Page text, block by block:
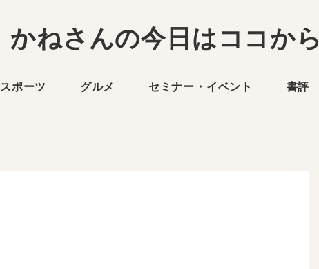
かねさんの今日はココから
スポーツ グルメ セミナー・イベント 書評